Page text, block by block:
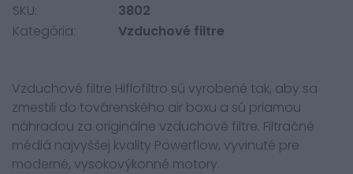
SKU:
3802
Kategória:
Vzduchové filtre
Vzduchové filtre Hiflofiltro sú vyrobené tak, aby sa
zmestili do továrenského air boxu a sú priamou
náhradou za originálne vzduchové filtre. Filtračné
médiá najvyššej kvality Powerflow, vyvinuté pre
moderné, vysokovýkonné motory.